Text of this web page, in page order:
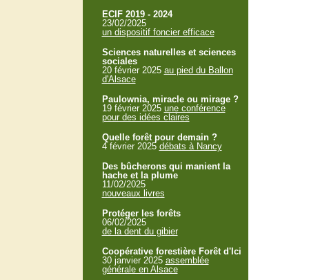
ECIF 2019 - 2024
23/02/2025
un dispositif foncier efficace
Sciences naturelles et sciences
sociales
20 février 2025 au pied du Ballon
d'Alsace
Paulownia, miracle ou mirage ?
19 février 2025 une conférence
pour des idées claires
Quelle forêt pour demain ?
4 février 2025 débats à Nancy
Des bûcherons qui manient la
hache et la plume
11/02/2025
nouveaux livres
Protéger les forêts
06/02/2025
de la dent du gibier
Coopérative forestière Forêt d'Ici
30 janvier 2025 assemblée
générale en Alsace